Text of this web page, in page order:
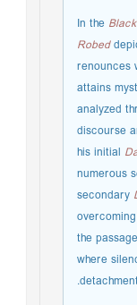
In the
Robed
attains
analyzed
discourse
his initial
numerous
secondary
the
where